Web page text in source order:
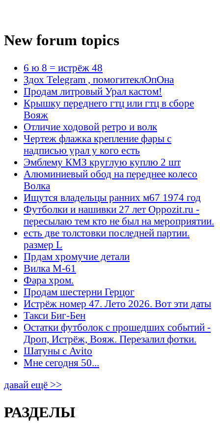
New forum topics
6 ю 8 = истрёж 48
Здох Telegram , помогитеклОпОна
Продам литровый Урал кастом!
Крышку переднего гтц или гтц в сборе
Вояж
Отличие ходовой ретро и волк
Чертеж флажка крепление фары с
надписью урал у кого есть
Эмблему КМЗ круглую куплю 2 шт
Алюминиевый обод на переднее колесо
Волка
Ищутся владельцы ранних м67 1974 год
Футболки и нашивки 27 лет Oppozit.ru -
пересылаю тем кто не был на мероприятии.
есть две толстовки последней партии.
размер L
Прдам хромучие детали
Вилка М-61
Фара хром.
Продам шестерни Герцог
Истрёж номер 47. Лето 2026. Вот эти даты
Такси Биг-Бен
Остатки футболок с прошедших событий -
Дроп, Истрёж, Вояж. Перезалил фотки.
Шатуны с Avito
Мне сегодня 50...
давай ещё >>
РАЗДЕЛЫ